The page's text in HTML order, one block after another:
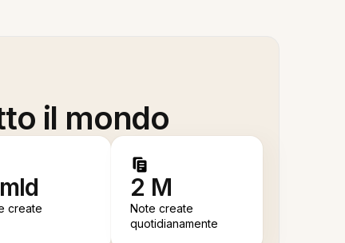
il mondo
create
2 M
Note create
quotidianamente